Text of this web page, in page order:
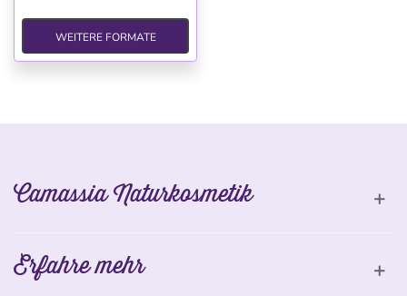
WEITERE FORMATE
Camassia Naturkosmetik
Erfahre mehr